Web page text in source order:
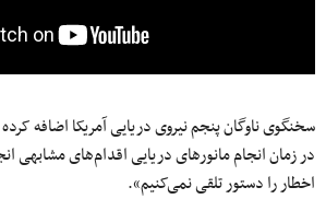
سخنگوی ناوگان پنجم نیروی دریایی آمریکا اضافه
در زمان انجام مانورهای دریایی اقدام‌های مشابهی
اخطار را دستور تلقی نمی‌کنیم».